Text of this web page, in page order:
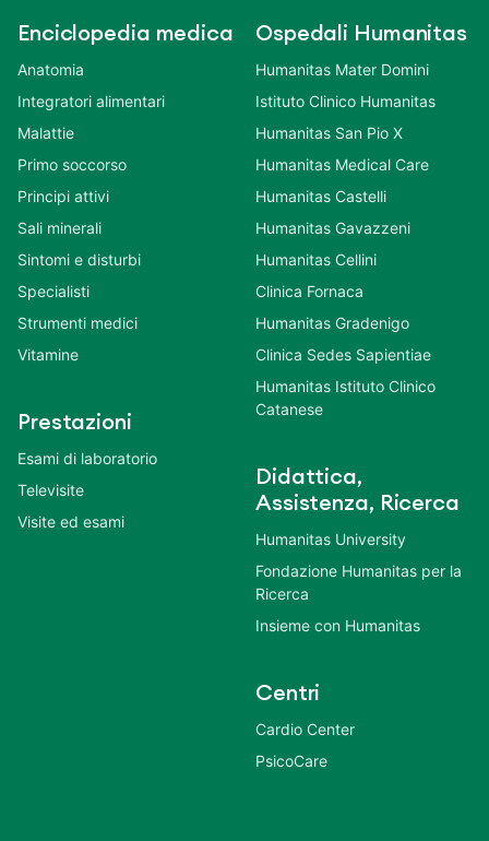
Enciclopedia medica
Anatomia
Integratori alimentari
Malattie
Primo soccorso
Principi attivi
Sali minerali
Sintomi e disturbi
Specialisti
Strumenti medici
Vitamine
Prestazioni
Esami di laboratorio
Televisite
Visite ed esami
Ospedali Humanitas
Humanitas Mater Domini
Istituto Clinico Humanitas
Humanitas San Pio X
Humanitas Medical Care
Humanitas Castelli
Humanitas Gavazzeni
Humanitas Cellini
Clinica Fornaca
Humanitas Gradenigo
Clinica Sedes Sapientiae
Humanitas Istituto Clinico
Catanese
Didattica,
Assistenza, Ricerca
Humanitas University
Fondazione Humanitas per la
Ricerca
Insieme con Humanitas
Centri
Cardio Center
PsicoCare